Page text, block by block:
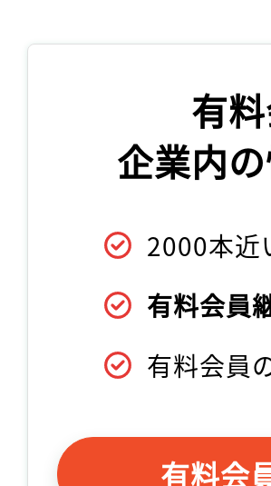
有
企業内
2000本近
有料会員
有料会員
有料会